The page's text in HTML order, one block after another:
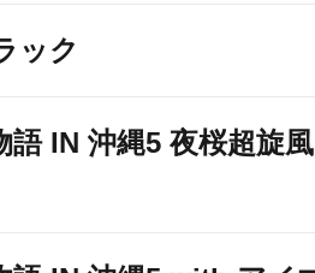
ック
語 IN 沖縄5 夜桜超旋